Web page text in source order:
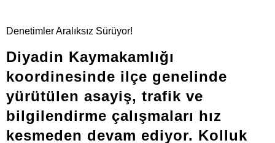
Denetimler Aralıksız Sürüyor!
Diyadin Kaymakamlığı
koordinesinde ilçe genelinde
yürütülen asayiş, trafik ve
bilgilendirme çalışmaları hız
kesmeden devam ediyor. Kolluk